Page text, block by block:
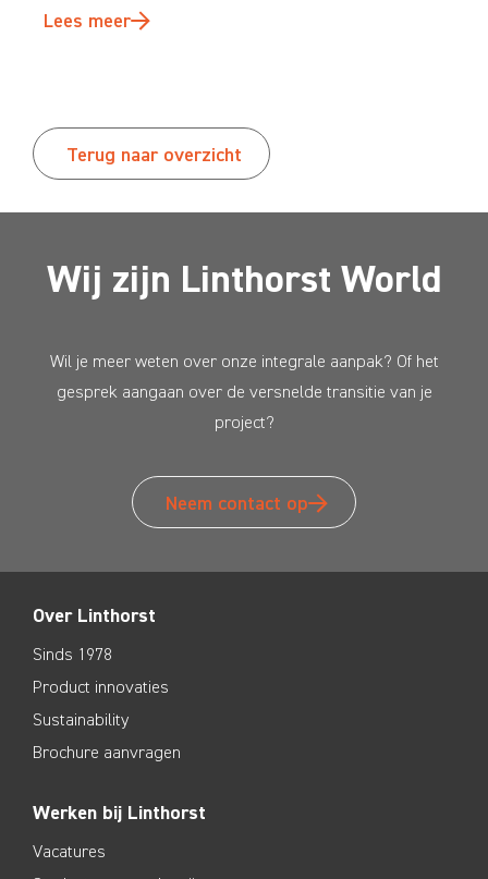
Lees meer
Terug naar overzicht
Wij zijn Linthorst World
Wil je meer weten over onze integrale aanpak? Of het
gesprek aangaan over de versnelde transitie van je
project?
Neem contact op
Over Linthorst
Sinds 1978
Product innovaties
Sustainability
Brochure aanvragen
Werken bij Linthorst
Vacatures